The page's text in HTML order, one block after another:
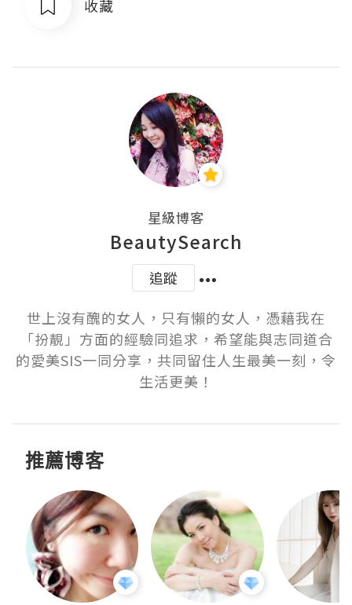
收藏
星級博客
BeautySearch
追蹤
世上沒有醜的女人，只有懶的女人，憑藉我在
「扮靚」方面的經驗同追求，希望能與志同道合
的愛美SIS一同分享，共同留住人生最美一刻，令
生活更美！
推薦博客